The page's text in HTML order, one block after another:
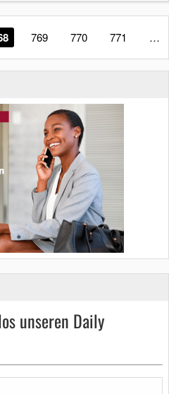
769 770 771 …
unseren Daily